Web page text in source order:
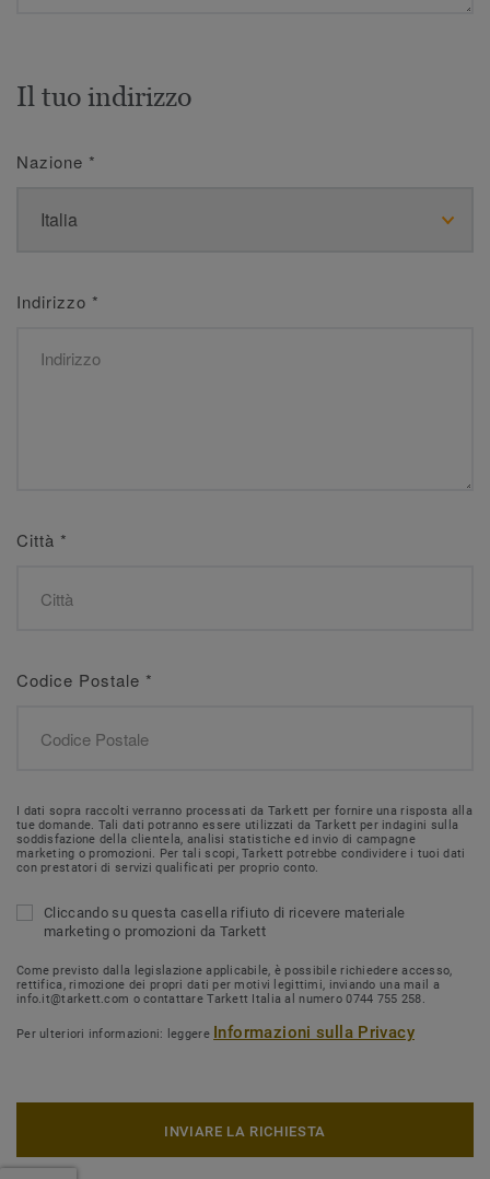
Il tuo indirizzo
Nazione *
Indirizzo *
Città *
Codice Postale *
I dati sopra raccolti verranno processati da Tarkett per fornire una risposta alla
tue domande. Tali dati potranno essere utilizzati da Tarkett per indagini sulla
soddisfazione della clientela, analisi statistiche ed invio di campagne
marketing o promozioni. Per tali scopi, Tarkett potrebbe condividere i tuoi dati
con prestatori di servizi qualificati per proprio conto.
Cliccando su questa casella rifiuto di ricevere materiale
marketing o promozioni da Tarkett
Come previsto dalla legislazione applicabile, è possibile richiedere accesso,
rettifica, rimozione dei propri dati per motivi legittimi, inviando una mail a
info.it@tarkett.com o contattare Tarkett Italia al numero 0744 755 258.
Per ulteriori informazioni: leggere Informazioni sulla Privacy
INVIARE LA RICHIESTA